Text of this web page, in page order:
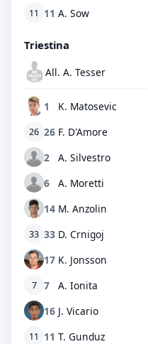
11 11 A. Sow
Triestina
All. A. Tesser
1 K. Matosevic
26 26 F. D'Amore
2
A. Silvestro
6
A. Moretti
14 M. Anzolin
33 33 D. Crnigoj
17 K. Jonsson
7 7
A. Ionita
16 J. Vicario
11 11 T. Gunduz